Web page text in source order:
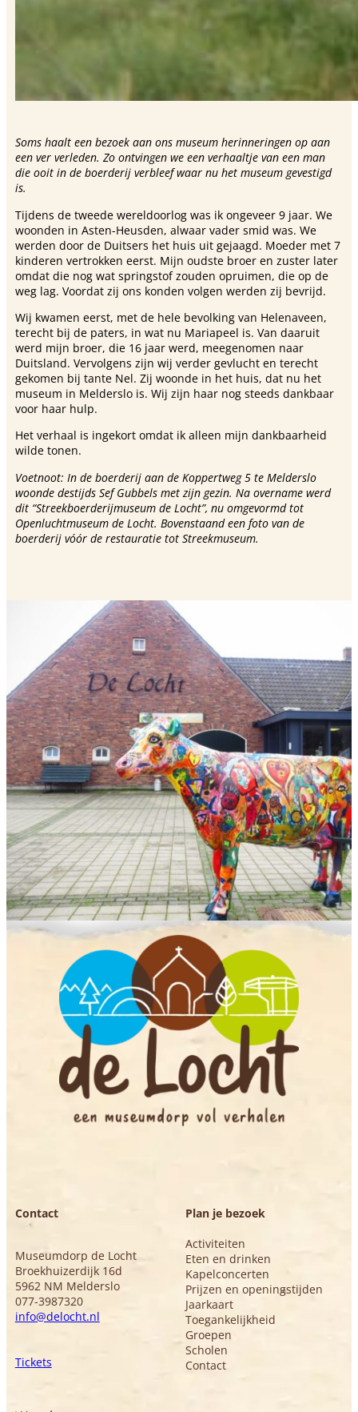
Soms haalt een bezoek aan ons museum herinneringen op aan
een ver verleden. Zo ontvingen we een verhaaltje van een man
die ooit in de boerderij verbleef waar nu het museum gevestigd
is.
Tijdens de tweede wereldoorlog was ik ongeveer 9 jaar. We
woonden in Asten-Heusden, alwaar vader smid was. We
werden door de Duitsers het huis uit gejaagd. Moeder met 7
kinderen vertrokken eerst. Mijn oudste broer en zuster later
omdat die nog wat springstof zouden opruimen, die op de
weg lag. Voordat zij ons konden volgen werden zij bevrijd.
Wij kwamen eerst, met de hele bevolking van Helenaveen,
terecht bij de paters, in wat nu Mariapeel is. Van daaruit
werd mijn broer, die 16 jaar werd, meegenomen naar
Duitsland. Vervolgens zijn wij verder gevlucht en terecht
gekomen bij tante Nel. Zij woonde in het huis, dat nu het
museum in Melderslo is. Wij zijn haar nog steeds dankbaar
voor haar hulp.
Het verhaal is ingekort omdat ik alleen mijn dankbaarheid
wilde tonen.
Voetnoot: In de boerderij aan de Koppertweg 5 te Melderslo
woonde destijds Sef Gubbels met zijn gezin. Na overname werd
dit “Streekboerderijmuseum de Locht”, nu omgevormd tot
Openluchtmuseum de Locht. Bovenstaand een foto van de
boerderij vóór de restauratie tot Streekmuseum.
Contact
Museumdorp de Locht
Broekhuizerdijk 16d
5962 NM Melderslo
077-3987320
info@delocht.nl
Tickets
Plan je bezoek
Activiteiten
Eten en drinken
Kapelconcerten
Prijzen en openingstijden
Jaarkaart
Toegankelijkheid
Groepen
Scholen
Contact